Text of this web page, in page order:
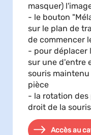
masquer)
- le bouton
sur le plan de
de commencer
- pour déplacer
sur une d'entre
souris
pièce
- la rotation des
droit de la souris
Accès au